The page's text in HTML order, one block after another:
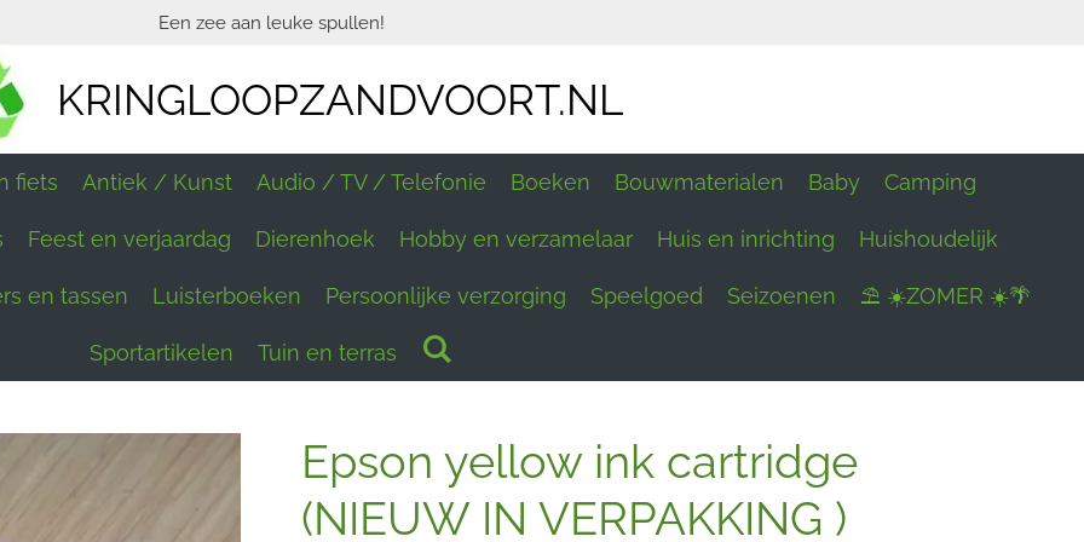
Een zee aan leuke spullen!
KRINGLOOPZANDVOORT.NL
fiets Antiek / Kunst Audio / TV / Telefonie Boeken Bouwmaterialen Baby Camping
Feest en verjaardag Dierenhoek Hobby en verzamelaar Huis en inrichting Huishoudelijk
en tassen Luisterboeken Persoonlijke verzorging Speelgoed Seizoenen ⛱ ☀️ZOMER ☀️🌴
Sportartikelen Tuin en terras
Epson yellow ink cartridge
(NIEUW IN VERPAKKING )